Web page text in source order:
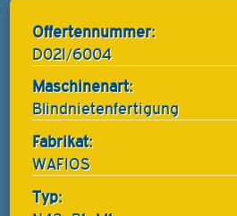
Offertennummer:
D02I/6004
Maschinenart:
Blindnietenfertigung
Fabrikat:
WAFIOS
Typ: